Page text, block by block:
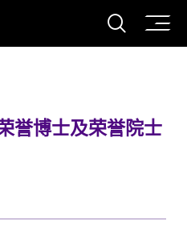
打开
誉博士及荣誉院士